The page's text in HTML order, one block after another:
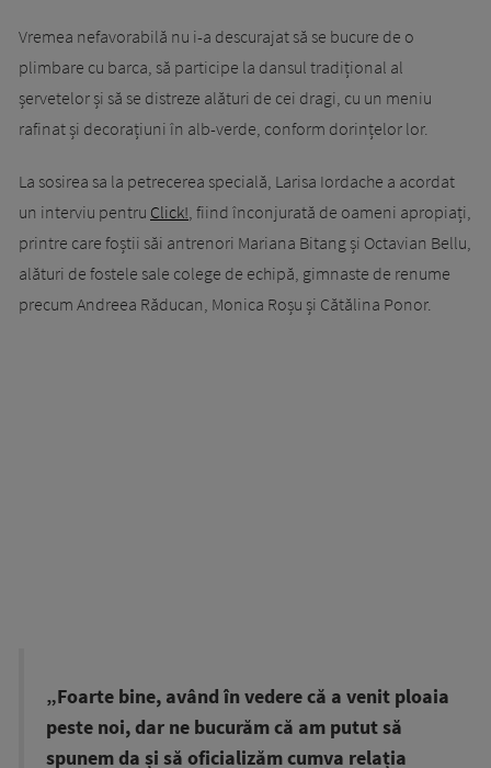
Vremea nefavorabilă nu i-a descurajat să se bucure de o
plimbare cu barca, să participe la dansul tradițional al
șervetelor și să se distreze alături de cei dragi, cu un meniu
rafinat și decorațiuni în alb-verde, conform dorințelor lor.
La sosirea sa la petrecerea specială, Larisa Iordache a acordat
un interviu pentru Click! , fiind înconjurată de oameni apropiați,
printre care foștii săi antrenori Mariana Bitang și Octavian Bellu,
alături de fostele sale colege de echipă, gimnaste de renume
precum Andreea Răducan, Monica Roșu și Cătălina Ponor.
„Foarte bine, având în vedere că a venit ploaia
peste noi, dar ne bucurăm că am putut să
spunem da și să oficializăm cumva relația